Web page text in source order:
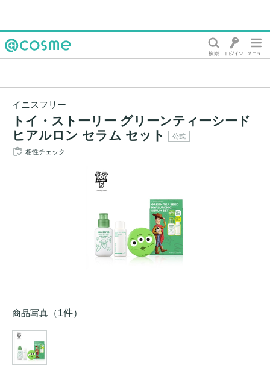
イニスフリー
トイ・ストーリー グリーンティーシード
ヒアルロン セラム セット
公式
相性チェック
商品写真 （1件）